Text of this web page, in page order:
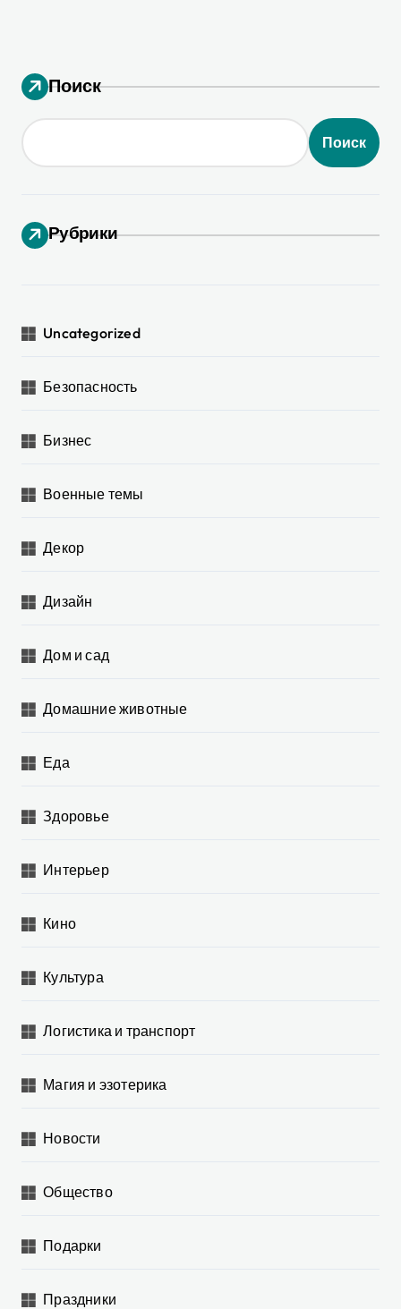
Поиск
Поиск
Рубрики
Uncategorized
Безопасность
Бизнес
Военные темы
Декор
Дизайн
Дом и сад
Домашние животные
Еда
Здоровье
Интерьер
Кино
Культура
Логистика и транспорт
Магия и эзотерика
Новости
Общество
Подарки
Праздники